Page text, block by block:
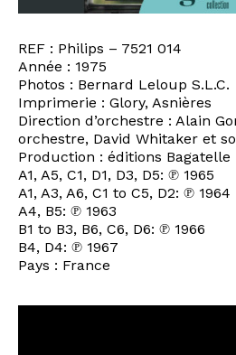
REF : Philips ‎– 7521 014
Année : 1975
Photos : Bernard Leloup S.L.C.
Imprimerie : Glory, Asnières
Direction d’orchestre : Alain
orchestre, David Whitaker et
Production : éditions Bagatelle
A1, A5, C1, D1, D3, D5: ℗ 1965
A1, A3, A6, C1 to C5, D2: ℗ 1964
A4, B5: ℗ 1963
B1 to B3, B6, C6, D6: ℗ 1966
B4, D4: ℗ 1967
Pays : France